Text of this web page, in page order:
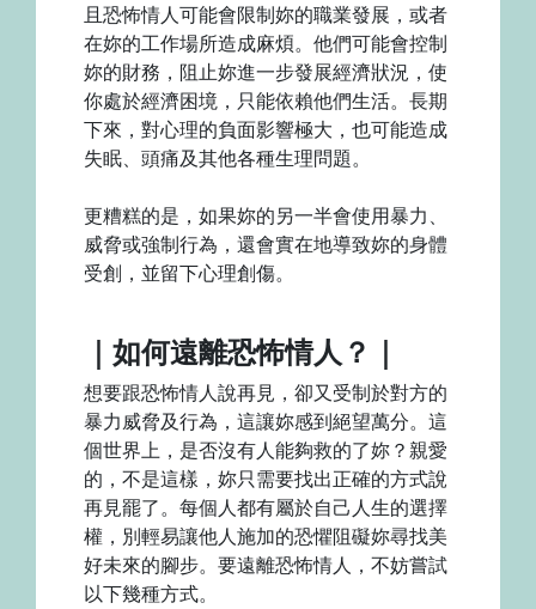
且恐怖情人可能會限制妳的職業發展，或者
在妳的工作場所造成麻煩。他們可能會控制
妳的財務，阻止妳進一步發展經濟狀況，使
你處於經濟困境，只能依賴他們生活。長期
下來，對心理的負面影響極大，也可能造成
失眠、頭痛及其他各種生理問題。
更糟糕的是，如果妳的另一半會使用暴力、
威脅或強制行為，還會實在地導致妳的身體
受創，並留下心理創傷。
｜如何遠離恐怖情人？｜
想要跟恐怖情人說再見，卻又受制於對方的
暴力威脅及行為，這讓妳感到絕望萬分。這
個世界上，是否沒有人能夠救的了妳？親愛
的，不是這樣，妳只需要找出正確的方式說
再見罷了。每個人都有屬於自己人生的選擇
權，別輕易讓他人施加的恐懼阻礙妳尋找美
好未來的腳步。要遠離恐怖情人，不妨嘗試
以下幾種方式。